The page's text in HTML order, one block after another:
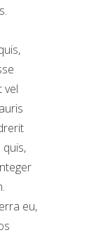
vel
quis,
eu,